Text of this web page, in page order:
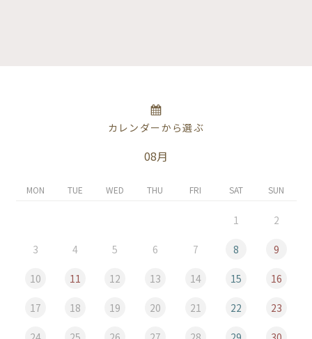
カレンダーから選ぶ
08月
MON TUE WED THU FRI SAT SUN
1 2
3 4 5 6 7 8 9
10 11 12 13 14 15 16
17 18 19 20 21 22 23